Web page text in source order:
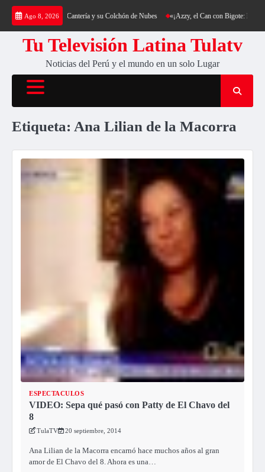
Saltar
contenido
Ago 8, 2026
Trekking al Cerro Cantería y su Colchón de Nubes «¡Azzy, el Can con Bigote: La
Tu Televisión Latina Tulatv
Noticias del Perú y el mundo en un solo Lugar
Etiqueta: Ana Lilian de la Macorra
ESPECTACULOS
VIDEO: Sepa qué pasó con Patty de El Chavo del
8
TulaTV 20 septiembre, 2014
Ana Lilian de la Macorra encarnó hace muchos años al gran
amor de El Chavo del 8. Ahora es una…